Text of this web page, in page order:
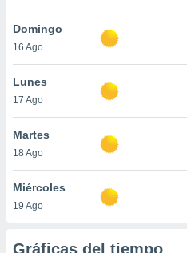
similares
como
sitio
de
traten tus
en
interés
su
Domingo
16 Ago
Lunes
17 Ago
Martes
18 Ago
Miércoles
19 Ago
Gráficas del tiempo